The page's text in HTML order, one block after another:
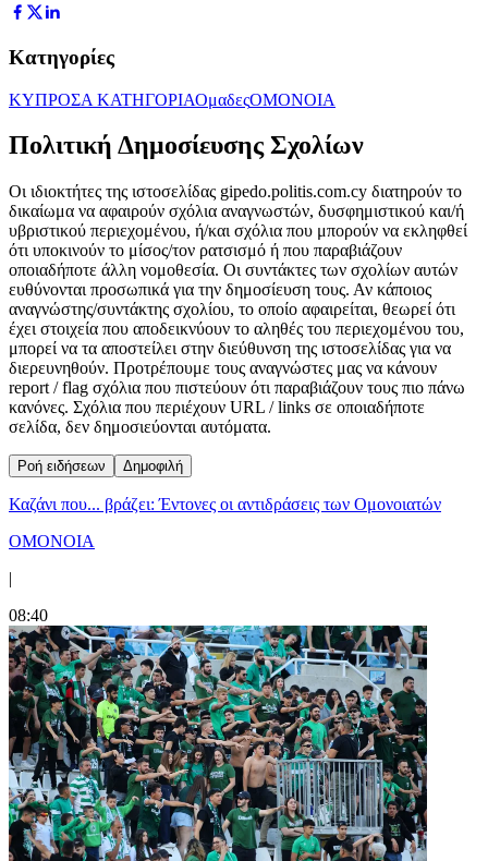
Κατηγορίες
ΚΥΠΡΟΣΑ ΚΑΤΗΓΟΡΙΑΟμαδεςΟΜΟΝΟΙΑ
Πολιτική Δημοσίευσης Σχολίων
Οι ιδιοκτήτες της ιστοσελίδας gipedo.politis.com.cy διατηρούν το
δικαίωμα να αφαιρούν σχόλια αναγνωστών, δυσφημιστικού και/ή
υβριστικού περιεχομένου, ή/και σχόλια που μπορούν να εκληφθεί
ότι υποκινούν το μίσος/τον ρατσισμό ή που παραβιάζουν
οποιαδήποτε άλλη νομοθεσία. Οι συντάκτες των σχολίων αυτών
ευθύνονται προσωπικά για την δημοσίευση τους. Αν κάποιος
αναγνώστης/συντάκτης σχολίου, το οποίο αφαιρείται, θεωρεί ότι
έχει στοιχεία που αποδεικνύουν το αληθές του περιεχομένου του,
μπορεί να τα αποστείλει στην διεύθυνση της ιστοσελίδας για να
διερευνηθούν. Προτρέπουμε τους αναγνώστες μας να κάνουν
report / flag σχόλια που πιστεύουν ότι παραβιάζουν τους πιο πάνω
κανόνες. Σχόλια που περιέχουν URL / links σε οποιαδήποτε
σελίδα, δεν δημοσιεύονται αυτόματα.
Ροή ειδήσεων Δημοφιλή
Καζάνι που... βράζει: Έντονες οι αντιδράσεις των Ομονοιατών
ΟΜΟΝΟΙΑ
|
08:40